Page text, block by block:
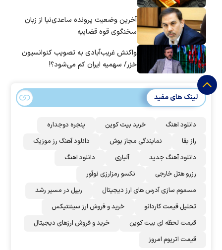
آخرین وضعیت پرونده ساعدی‌نیا از زبان
سخنگوی قوه قضاییه
واکنش غریب‌آبادی به تصویب کنوانسیون
خزر/ سهمیه ایران کم می‌شود؟!
لینک های مفید
دانلود اهنگ خرید بیت کوین
پنجره دوجداره
راز بقا
نمایندگی مجاز بوش
دانلود آهنگ رز‌ موزیک
دانلود آهنگ جدید
آلپاری
دانلود اهنگ
رزرو هتل خارجی
نکسو رمزارزی نوآور
مسموم سازی آدرس های ارز دیجیتال
ریپل در مسیر رشد
تحلیل قیمت کاردانو
خرید و فروش ارز سینتتیکس
قیمت لحظه ای بیت کوین
خرید و فروش ارزهای دیجیتال
قیمت اتریوم امروز